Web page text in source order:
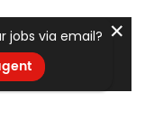
jobs via email? ✕